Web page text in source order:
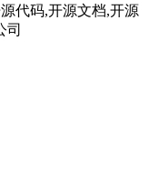
代码,开源文档,开源
司